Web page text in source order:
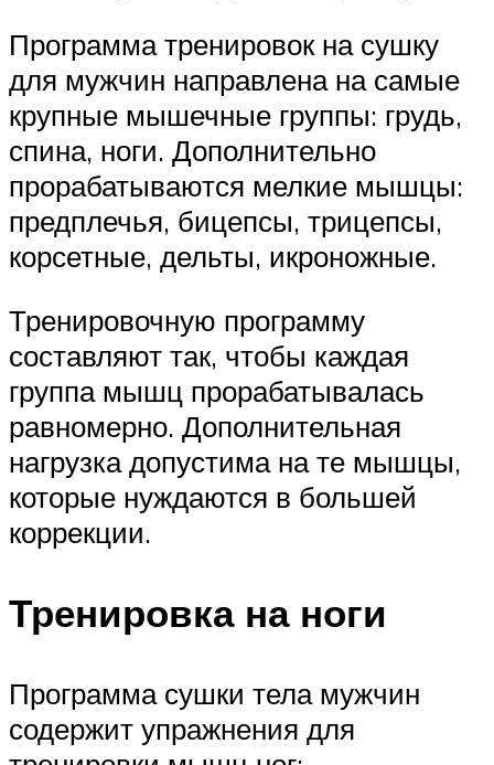
Программа тренировок на сушку
для мужчин направлена на самые
крупные мышечные группы: грудь,
спина, ноги. Дополнительно
прорабатываются мелкие мышцы:
предплечья, бицепсы, трицепсы,
корсетные, дельты, икроножные.
Тренировочную программу
составляют так, чтобы каждая
группа мышц прорабатывалась
равномерно. Дополнительная
нагрузка допустима на те мышцы,
которые нуждаются в большей
коррекции.
Тренировка на ноги
Программа сушки тела мужчин
содержит упражнения для